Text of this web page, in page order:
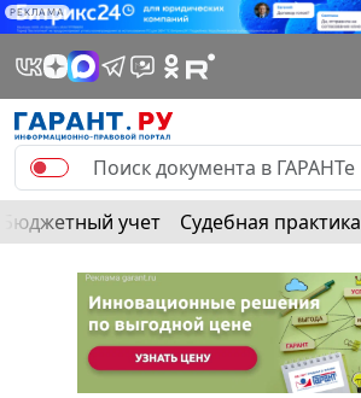
РЕКЛАМА
Бюджетный учет Судебная практика